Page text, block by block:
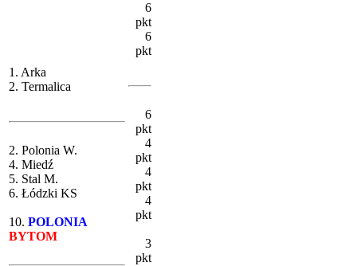
1. Arka
2. Termalica
2. Polonia W.
4. Miedź
5. Stal M.
6. Łódzki KS
10. POLONIA
BYTOM
6
pkt
6
pkt
6
pkt
4
pkt
4
pkt
4
pkt
3
pkt